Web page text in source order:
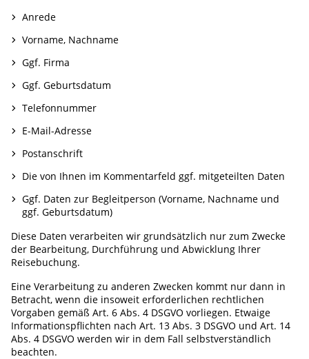
Anrede
Vorname, Nachname
Ggf. Firma
Ggf. Geburtsdatum
Telefonnummer
E-Mail-Adresse
Postanschrift
Die von Ihnen im Kommentarfeld ggf. mitgeteilten Daten
Ggf. Daten zur Begleitperson (Vorname, Nachname und
ggf. Geburtsdatum)
Diese Daten verarbeiten wir grundsätzlich nur zum Zwecke
der Bearbeitung, Durchführung und Abwicklung Ihrer
Reisebuchung.
Eine Verarbeitung zu anderen Zwecken kommt nur dann in
Betracht, wenn die insoweit erforderlichen rechtlichen
Vorgaben gemäß Art. 6 Abs. 4 DSGVO vorliegen. Etwaige
Informationspflichten nach Art. 13 Abs. 3 DSGVO und Art. 14
Abs. 4 DSGVO werden wir in dem Fall selbstverständlich
beachten.